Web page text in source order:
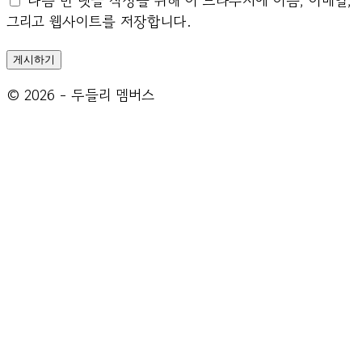
그리고 웹사이트를 저장합니다.
© 2026 - 두들리 멤버스